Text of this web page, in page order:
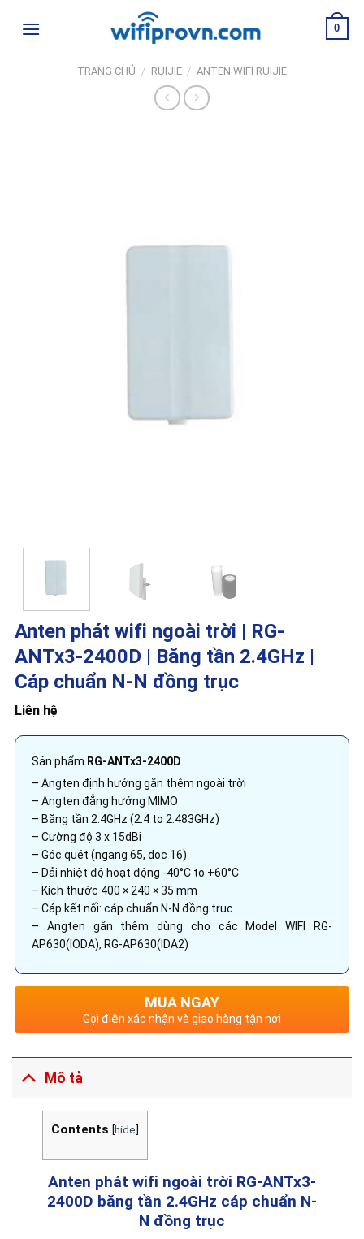
0
TRANG CHỦ / RUIJIE / ANTEN WIFI RUIJIE
Anten phát wifi ngoài trời | RG-
ANTx3-2400D | Băng tần 2.4GHz |
Cáp chuẩn N-N đồng trục
Liên hệ
Sản phẩm RG-ANTx3-2400D
– Angten định hướng gắn thêm ngoài trời
– Angten đẳng hướng MIMO
– Băng tần 2.4GHz (2.4 to 2.483GHz)
– Cường độ 3 x 15dBi
– Góc quét (ngang 65, dọc 16)
– Dải nhiệt độ hoạt động -40°C to +60°C
– Kích thước 400 × 240 × 35 mm
– Cáp kết nối: cáp chuẩn N-N đồng trục
– Angten gắn thêm dùng cho các Model WIFI RG-
AP630(IODA), RG-AP630(IDA2)
MUA NGAY
Gọi điện xác nhận và giao hàng tận nơi
Mô tả
Contents [hide]
Anten phát wifi ngoài trời RG-ANTx3-
2400D băng tần 2.4GHz cáp chuẩn N-
N đồng trục